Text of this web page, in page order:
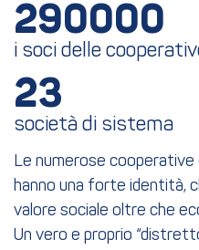
290000
i soci delle
23
società di sistema
Le numerose
hanno una forte identità,
valore sociale oltre che
Un vero e proprio